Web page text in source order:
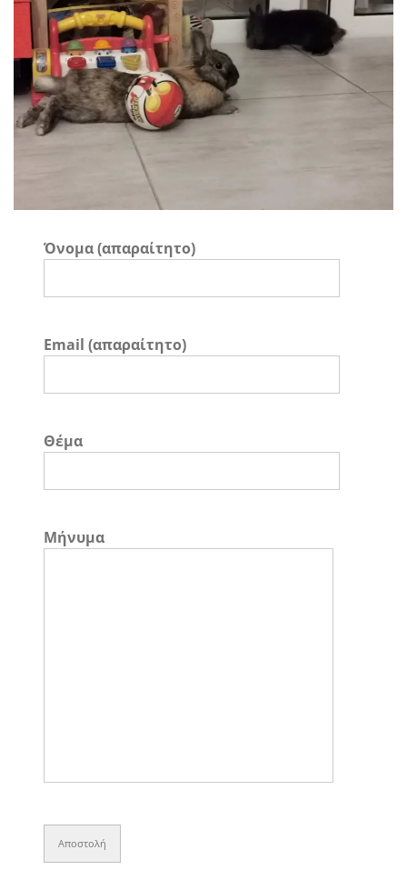
Όνομα (απαραίτητο)
Email (απαραίτητο)
Θέμα
Μήνυμα